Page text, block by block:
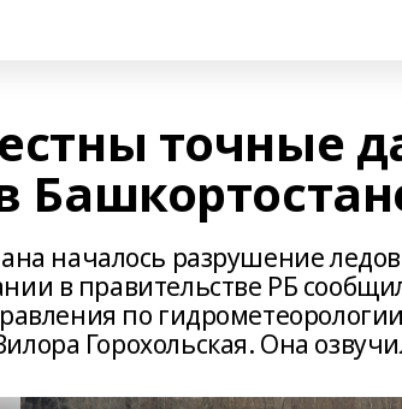
точные
началось разрушение
в правительстве РБ
по
Горохольская. Она